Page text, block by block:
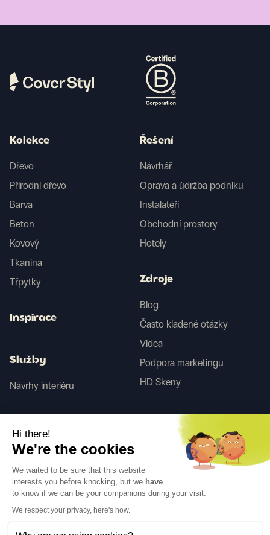
Kolekce
Dřevo
Přírodní dřevo
Barva
Beton
Kovový
Tkanina
Třpytky
Inspirace
Služby
Návrhy interiéru
Řešení
Návrhář
Oprava a údržba podniku
Instalatéři
Obchodní prostory
Hotely
Zdroje
Blog
Často kladené otázky
Videa
Podpora marketingu
HD Skeny
Hi there!
We're the cookies
We waited to be sure that this website
interests you before knocking, but we have
to know if we can be your companions during your visit.
We respect your privacy, here's how.